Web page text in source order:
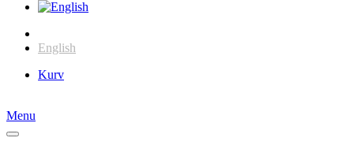
English
Kurv
Menu